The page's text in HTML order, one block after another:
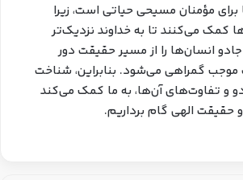
مؤمنان مسیحی حیاتی است، زیرا
کمک می‌کنند تا به خداوند نزدیک‌تر
انسان‌ها را از مسیر حقیقت دور
موجب گمراهی می‌شود. بنابراین، شناخت
و تفاوت‌های آن‌ها، به ما کمک می‌کند
حقیقت الهی گام برداریم.